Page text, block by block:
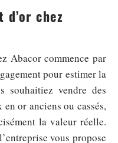
chez
Abacor commence par
pour estimer la
souhaitiez vendre des
or anciens ou cassés,
la valeur réelle.
vous propose